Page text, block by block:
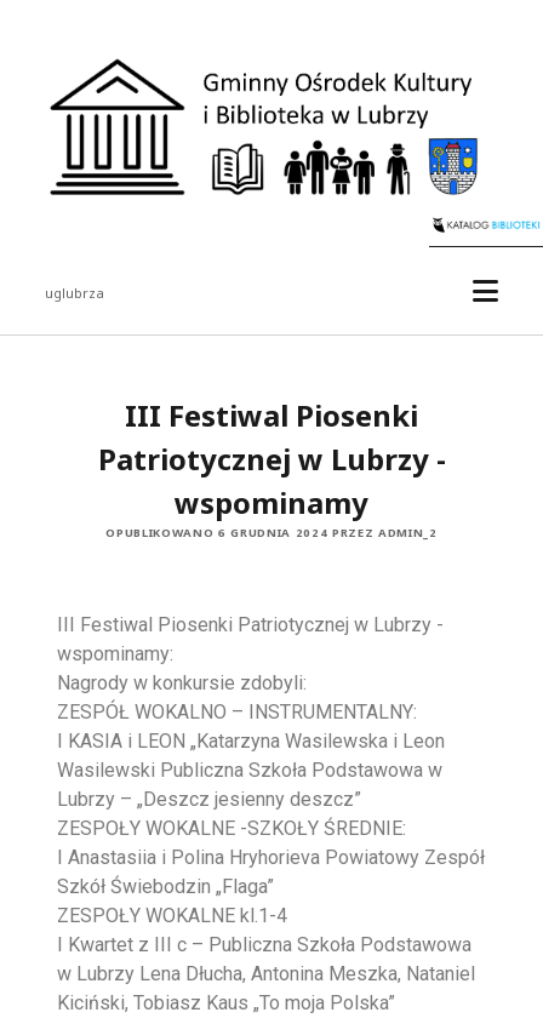
uglubrza
III Festiwal Piosenki
Patriotycznej w Lubrzy -
wspominamy
OPUBLIKOWANO 6 GRUDNIA 2024 PRZEZ ADMIN_2
III Festiwal Piosenki Patriotycznej w Lubrzy -
wspominamy:
Nagrody w konkursie zdobyli:
ZESPÓŁ WOKALNO – INSTRUMENTALNY:
I KASIA i LEON „Katarzyna Wasilewska i Leon
Wasilewski Publiczna Szkoła Podstawowa w
Lubrzy – „Deszcz jesienny deszcz”
ZESPOŁY WOKALNE -SZKOŁY ŚREDNIE:
I Anastasiia i Polina Hryhorieva Powiatowy Zespół
Szkół Świebodzin „Flaga”
ZESPOŁY WOKALNE kl.1-4
I Kwartet z III c – Publiczna Szkoła Podstawowa
w Lubrzy Lena Dłucha, Antonina Meszka, Nataniel
Kiciński, Tobiasz Kaus „To moja Polska”